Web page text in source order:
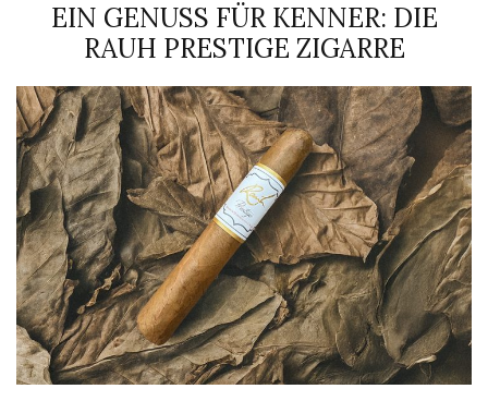
EIN GENUSS FÜR KENNER: DIE
RAUH PRESTIGE ZIGARRE